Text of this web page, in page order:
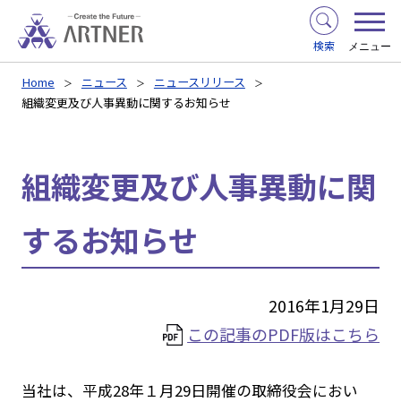
検索 メニュー
Home ニュース
ニュースリリース
組織変更及び人事異動に関するお知らせ
組織変更及び人事異動に関
するお知らせ
2016年1月29日
この記事のPDF版はこちら
当社は、平成28年１月29日開催の取締役会におい